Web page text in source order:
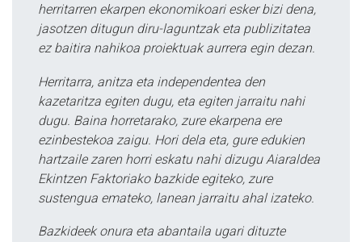
herritarren ekarpen ekonomikoari esker bizi dena,
jasotzen ditugun diru-laguntzak eta publizitatea
ez baitira nahikoa proiektuak aurrera egin dezan.
Herritarra, anitza eta independentea den
kazetaritza egiten dugu, eta egiten jarraitu nahi
dugu. Baina horretarako, zure ekarpena ere
ezinbestekoa zaigu. Hori dela eta, gure edukien
hartzaile zaren horri eskatu nahi dizugu Aiaraldea
Ekintzen Faktoriako bazkide egiteko, zure
sustengua emateko, lanean jarraitu ahal izateko.
Bazkideek onura eta abantaila ugari dituzte